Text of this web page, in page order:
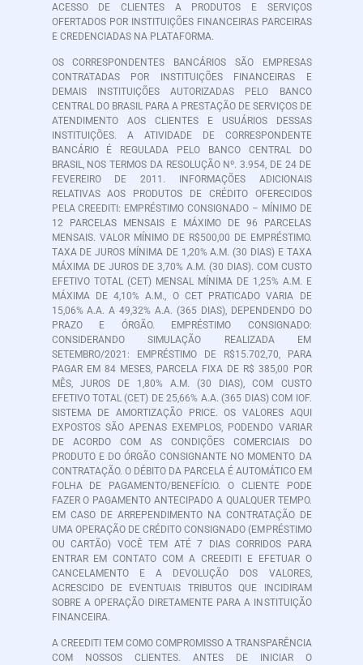
ACESSO DE CLIENTES A PRODUTOS E SERVIÇOS
OFERTADOS POR INSTITUIÇÕES FINANCEIRAS PARCEIRAS
E CREDENCIADAS NA PLATAFORMA.
OS CORRESPONDENTES BANCÁRIOS SÃO EMPRESAS
CONTRATADAS POR INSTITUIÇÕES FINANCEIRAS E
DEMAIS INSTITUIÇÕES AUTORIZADAS PELO BANCO
CENTRAL DO BRASIL PARA A PRESTAÇÃO DE SERVIÇOS DE
ATENDIMENTO AOS CLIENTES E USUÁRIOS DESSAS
INSTITUIÇÕES. A ATIVIDADE DE CORRESPONDENTE
BANCÁRIO É REGULADA PELO BANCO CENTRAL DO
BRASIL, NOS TERMOS DA RESOLUÇÃO Nº. 3.954, DE 24 DE
FEVEREIRO DE 2011. INFORMAÇÕES ADICIONAIS
RELATIVAS AOS PRODUTOS DE CRÉDITO OFERECIDOS
PELA CREEDITI: EMPRÉSTIMO CONSIGNADO – MÍNIMO DE
12 PARCELAS MENSAIS E MÁXIMO DE 96 PARCELAS
MENSAIS. VALOR MÍNIMO DE R$500,00 DE EMPRÉSTIMO.
TAXA DE JUROS MÍNIMA DE 1,20% A.M. (30 DIAS) E TAXA
MÁXIMA DE JUROS DE 3,70% A.M. (30 DIAS). COM CUSTO
EFETIVO TOTAL (CET) MENSAL MÍNIMA DE 1,25% A.M. E
MÁXIMA DE 4,10% A.M., O CET PRATICADO VARIA DE
15,06% A.A. A 49,32% A.A. (365 DIAS), DEPENDENDO DO
PRAZO E ÓRGÃO. EMPRÉSTIMO CONSIGNADO:
CONSIDERANDO SIMULAÇÃO REALIZADA EM
SETEMBRO/2021: EMPRÉSTIMO DE R$15.702,70, PARA
PAGAR EM 84 MESES, PARCELA FIXA DE R$ 385,00 POR
MÊS, JUROS DE 1,80% A.M. (30 DIAS), COM CUSTO
EFETIVO TOTAL (CET) DE 25,66% A.A. (365 DIAS) COM IOF.
SISTEMA DE AMORTIZAÇÃO PRICE. OS VALORES AQUI
EXPOSTOS SÃO APENAS EXEMPLOS, PODENDO VARIAR
DE ACORDO COM AS CONDIÇÕES COMERCIAIS DO
PRODUTO E DO ÓRGÃO CONSIGNANTE NO MOMENTO DA
CONTRATAÇÃO. O DÉBITO DA PARCELA É AUTOMÁTICO EM
FOLHA DE PAGAMENTO/BENEFÍCIO. O CLIENTE PODE
FAZER O PAGAMENTO ANTECIPADO A QUALQUER TEMPO.
EM CASO DE ARREPENDIMENTO NA CONTRATAÇÃO DE
UMA OPERAÇÃO DE CRÉDITO CONSIGNADO (EMPRÉSTIMO
OU CARTÃO) VOCÊ TEM ATÉ 7 DIAS CORRIDOS PARA
ENTRAR EM CONTATO COM A CREEDITI E EFETUAR O
CANCELAMENTO E A DEVOLUÇÃO DOS VALORES,
ACRESCIDO DE EVENTUAIS TRIBUTOS QUE INCIDIRAM
SOBRE A OPERAÇÃO DIRETAMENTE PARA A INSTITUIÇÃO
FINANCEIRA.
A CREEDITI TEM COMO COMPROMISSO A TRANSPARÊNCIA
COM NOSSOS CLIENTES. ANTES DE INICIAR O